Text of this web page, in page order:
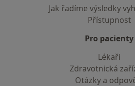
Jak řadíme výsledky
Přístupnost
Pro pacienty
Lékaři
Zdravotnická
Otázky a